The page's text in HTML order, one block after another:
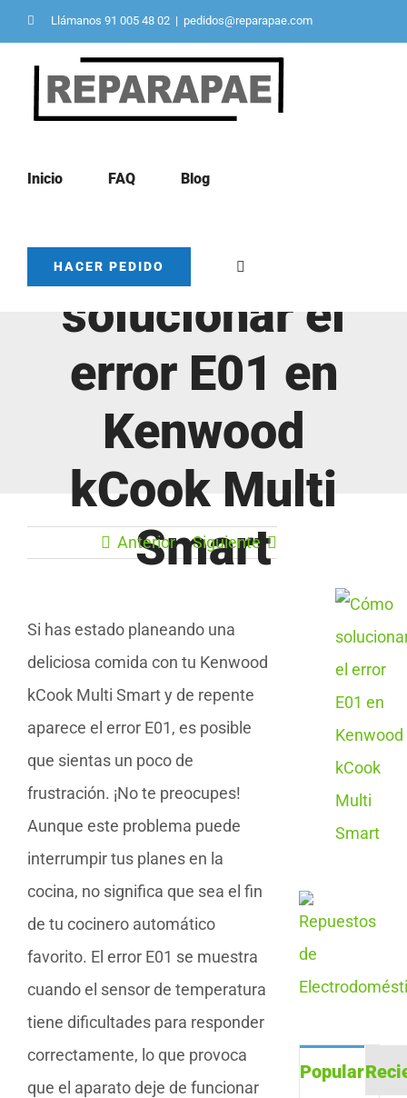
Saltar
al
contenido
Llámanos 91 005 48 02 | pedidos@reparapae.com
Inicio FAQ Blog
HACER PEDIDOCómo
solucionar el
error E01 en
Kenwood
kCook Multi
Smart
Anterior Siguiente
Si has estado planeando una
deliciosa comida con tu Kenwood
kCook Multi Smart y de repente
aparece el error E01, es posible
que sientas un poco de
frustración. ¡No te preocupes!
Aunque este problema puede
interrumpir tus planes en la
cocina, no significa que sea el fin
de tu cocinero automático
favorito. El error E01 se muestra
cuando el sensor de temperatura
tiene dificultades para responder
correctamente, lo que provoca
que el aparato deje de funcionar
Popular